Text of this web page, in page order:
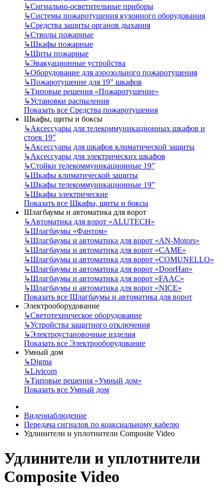
↳Сигнально-осветительные приборы
↳Системы пожаротушения кухонного оборудования
↳Средства защиты органов дыхания
↳Стволы пожарные
↳Шкафы пожарные
↳Щиты пожарные
↳Эвакуационные устройства
↳Оборудование для аэрозольного пожаротушения
↳Пожаротушение для 19" шкафов
↳Типовые решения «Пожаротушение»
↳Установки распыления
Показать все Средства пожаротушения
Шкафы, щиты и боксы
↳Аксессуары для телекоммуникационных шкафов и
стоек 19”
↳Аксессуары для шкафов климатической защиты
↳Аксессуары для электрических шкафов
↳Стойки телекоммуникационные 19”
↳Шкафы климатической защиты
↳Шкафы телекоммуникационные 19”
↳Шкафы электрические
Показать все Шкафы, щиты и боксы
Шлагбаумы и автоматика для ворот
↳Автоматика для ворот «ALUTECH»
↳Шлагбаумы «Фантом»
↳Шлагбаумы и автоматика для ворот «AN-Motors»
↳Шлагбаумы и автоматика для ворот «CAME»
↳Шлагбаумы и автоматика для ворот «COMUNELLO»
↳Шлагбаумы и автоматика для ворот «DoorHan»
↳Шлагбаумы и автоматика для ворот «FAAC»
↳Шлагбаумы и автоматика для ворот «NICE»
Показать все Шлагбаумы и автоматика для ворот
Электрооборудование
↳Светотехническое оборудование
↳Устройства защитного отключения
↳Электроустановочные изделия
Показать все Электрооборудование
Умный дом
↳Digma
↳Livicom
↳Типовые решения «Умный дом»
Показать все Умный дом
Видеонаблюдение
Передача сигналов по коаксиальному кабелю
Удлинители и уплотнители Сomposite Video
Удлинители и уплотнители
Сomposite Video